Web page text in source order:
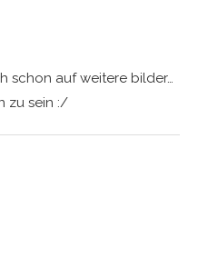
schon auf weitere bilder…
zu sein :/